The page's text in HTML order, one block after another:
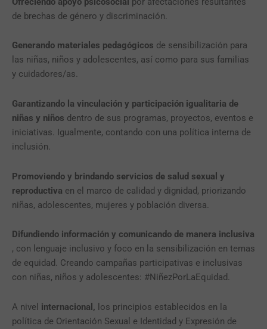
de brechas de género y discriminación.
Generando materiales pedagógicos de sensibilización para
las niñas, niños y adolescentes, así como para sus familias
y cuidadores/as.
Garantizando la vinculación y participación igualitaria de
niñas y niños dentro de sus programas, proyectos, eventos e
iniciativas. Igualmente, contando con una política interna de
inclusión.
Promoviendo y brindando servicios de salud sexual y
reproductiva en el marco de calidad y dignidad, priorizando
niñas, adolescentes, mujeres y población diversa.
Difundiendo información y comunicando de manera inclusiva
, con lenguaje inclusivo y foco en la sensibilización en temas
de equidad. Creando campañas participativas e inclusivas
con niñas, niños y adolescentes: #NiñezPorLaEquidad.
A nivel internacional, los principios establecidos en la
política de Orientación Sexual e Identidad y Expresión de